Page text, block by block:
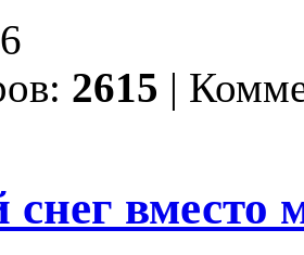
2615 |
вместо